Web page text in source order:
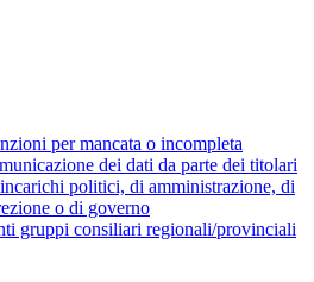
per mancata o incompleta
dei dati da parte dei titolari
politici, di amministrazione, di
o di governo
gruppi consiliari regionali/provinciali